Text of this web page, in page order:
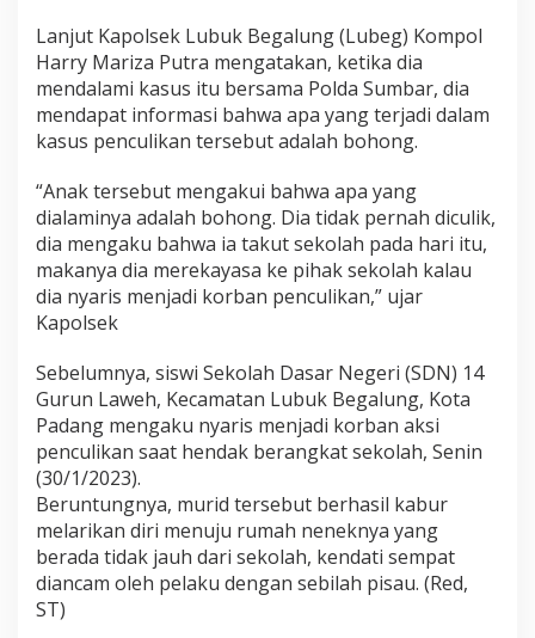
P
a
d
n
g
Lanjut Kapolsek Lubuk Begalung (Lubeg) Kompol
Harry Mariza Putra mengatakan, ketika dia
mendalami kasus itu bersama Polda Sumbar, dia
mendapat informasi bahwa apa yang terjadi dalam
kasus penculikan tersebut adalah bohong.
“Anak tersebut mengakui bahwa apa yang
dialaminya adalah bohong. Dia tidak pernah diculik,
dia mengaku bahwa ia takut sekolah pada hari itu,
makanya dia merekayasa ke pihak sekolah kalau
dia nyaris menjadi korban penculikan,” ujar
Kapolsek
Sebelumnya, siswi Sekolah Dasar Negeri (SDN) 14
Gurun Laweh, Kecamatan Lubuk Begalung, Kota
Padang mengaku nyaris menjadi korban aksi
penculikan saat hendak berangkat sekolah, Senin
(30/1/2023).
Beruntungnya, murid tersebut berhasil kabur
melarikan diri menuju rumah neneknya yang
berada tidak jauh dari sekolah, kendati sempat
diancam oleh pelaku dengan sebilah pisau. (Red,
ST)